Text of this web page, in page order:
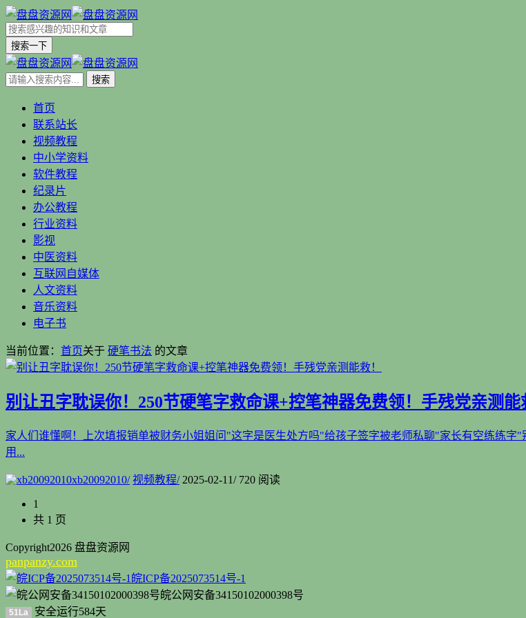
搜索一下
首页
联系站长
视频教程
中小学资料
软件教程
纪录片
办公教程
行业资料
影视
中医资料
互联网自媒体
人文资料
音乐资料
电子书
当前位置： 首页关于 硬笔书法 的文章
别让丑字耽误你！250节硬笔字救命课+控笔神器免费领！手残党亲测能
家人们谁懂啊！上次填报销单被财务小姐姐问"这字是医生处方吗"给孩子签字被老师私聊"家长有空练练
用...
xb20092010/ 视频教程/ 2025-02-11/ 720 阅读
1
共 1 页
Copyright2026 盘盘资源网
panpanzy.com
皖ICP备2025073514号-1
皖公网安备34150102000398号
51La 安全运行584天